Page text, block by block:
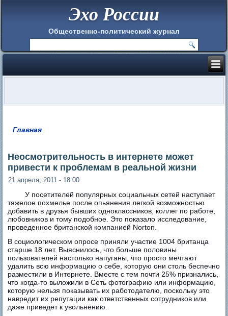
Эхо России
Общественно-политический журнал
Главная
Неосмотрительность в интернете может
привести к проблемам в реальной жизни
21 апреля, 2011 - 18:00
У посетителей популярных социальных сетей наступает
тяжелое похмелье после опьянения легкой возможностью
добавить в друзья бывших одноклассников, коллег по работе,
любовников и тому подобное. Это показало исследование,
проведенное британской компанией Norton.
В социологическом опросе приняли участие 1004 британца
старше 18 лет. Выяснилось, что больше половины
пользователей настолько напуганы, что просто мечтают
удалить всю информацию о себе, которую они столь беспечно
разместили в Интернете. Вместе с тем почти 25% признались,
что когда-то выложили в Сеть фотографию или информацию,
которую нельзя показывать их работодателю, поскольку это
навредит их репутации как ответственных сотрудников или
даже приведет к увольнению.